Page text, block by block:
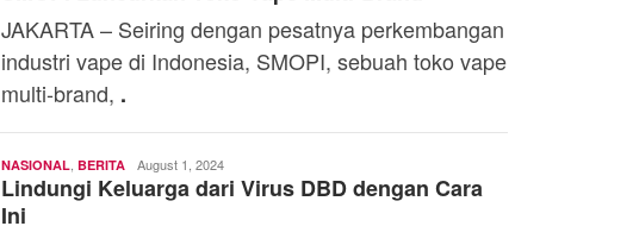
JAKARTA – Seiring dengan pesatnya perkembangan
industri vape di Indonesia, SMOPI, sebuah toko vape
multi-brand, .
NASIONAL, BERITA Andi
Mardana
August 1, 2024
Lindungi Keluarga dari Virus DBD dengan Cara
Ini